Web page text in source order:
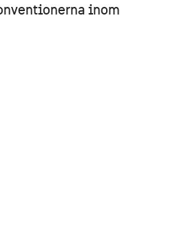
inom